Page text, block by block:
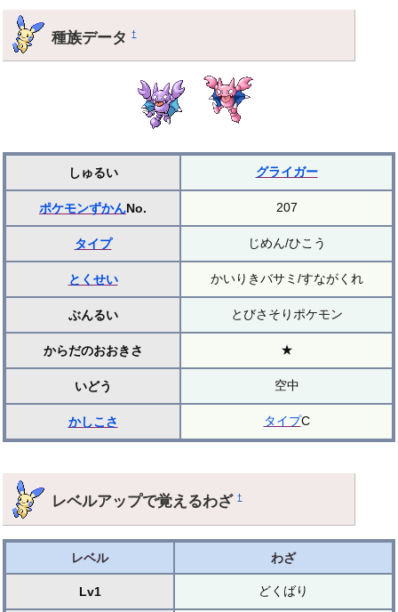
種族データ†
しゅるい グライガー
ポケモンずかんNo. 207
タイプ じめん/ひこう
とくせい かいりきバサミ/すながくれ
ぶんるい とびさそりポケモン
からだのおおきさ ★
いどう 空中
かしこさ タイプC
レベルアップで覚えるわざ†
レベル わざ
Lv1 どくばり